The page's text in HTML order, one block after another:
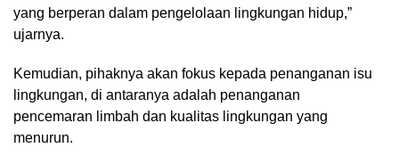
yang berperan dalam pengelolaan lingkungan hidup,”
ujarnya.
Kemudian, pihaknya akan fokus kepada penanganan isu
lingkungan, di antaranya adalah penanganan
pencemaran limbah dan kualitas lingkungan yang
menurun.